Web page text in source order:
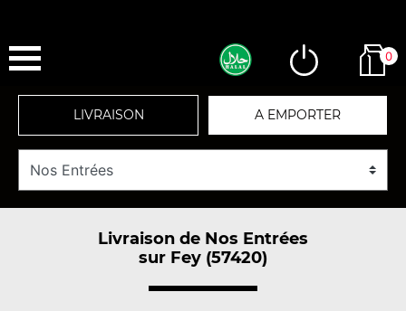
0
LIVRAISON A EMPORTER
Livraison de Nos Entrées
sur Fey (57420)